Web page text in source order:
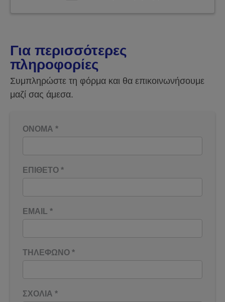
Για περισσότερες
πληροφορίες
Συμπληρώστε τη φόρμα και θα επικοινωνήσουμε
μαζί σας άμεσα.
ΟΝΟΜΑ *
ΕΠΙΘΕΤΟ *
EMAIL *
ΤΗΛΕΦΩΝΟ *
ΣΧΟΛΙΑ *